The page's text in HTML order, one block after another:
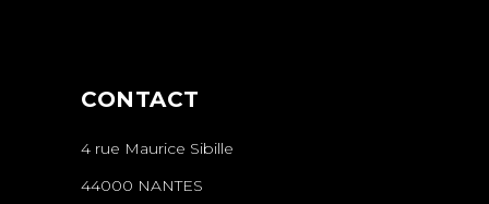
CONTACT
4 rue Maurice Sibille
44000 NANTES